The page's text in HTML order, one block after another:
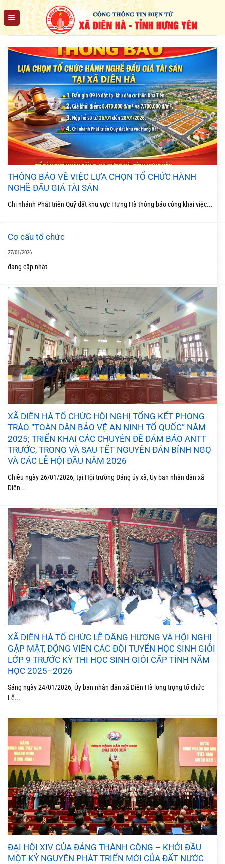
Chuyển
đến
nội
THÔNG BÁO VỀ VIỆC LỰA CHỌN TỔ CHỨC HÀNH
NGHỀ ĐẤU GIÁ TÀI SẢN
Chi nhánh Phát triển Quỹ đất khu vực Hưng Hà thông báo công khai việc...
Cơ cấu tổ chức
27/01/2026
đang cập nhật
XÃ DIÊN HÀ TỔ CHỨC HỘI NGHỊ TỔNG KẾT PHONG
TRÀO “TOÀN DÂN BẢO VỆ AN NINH TỔ QUỐC” NĂM
2025; TRIỂN KHAI CÁC CHUYÊN ĐỀ ĐẢM BẢO ANTT
TRƯỚC, TRONG VÀ SAU TẾT NGUYÊN ĐÁN BÍNH NGỌ
VÀ CÁC LỄ HỘI ĐẦU NĂM 2026
Chiều ngày 26/01/2026, tại Hội trường Đảng ủy xã, Ủy ban nhân dân xã
Diên...
XÃ DIÊN HÀ TỔ CHỨC LỄ DÂNG HƯƠNG VÀ HỘI NGHỊ
GẶP MẶT, ĐỘNG VIÊN CÁC ĐỘI TUYỂN HỌC SINH GIỎI
LỚP 9 TRƯỚC KỲ THI HỌC SINH GIỎI CẤP TỈNH NĂM
HỌC 2025–2026
Sáng ngày 24/01/2026, Ủy ban nhân dân xã Diên Hà long trọng tổ chức
Lễ...
ĐẠI HỘI XIV CỦA ĐẢNG THÀNH CÔNG – KHỞI ĐẦU
MỘT KỶ NGUYÊN PHÁT TRIỂN MỚI CỦA ĐẤT NƯỚC